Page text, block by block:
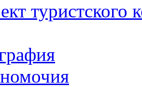
туристского